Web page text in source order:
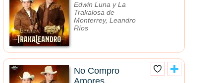
Edwin Luna y La
Trakalosa de
Monterrey, Leandro
Ríos
No Compro